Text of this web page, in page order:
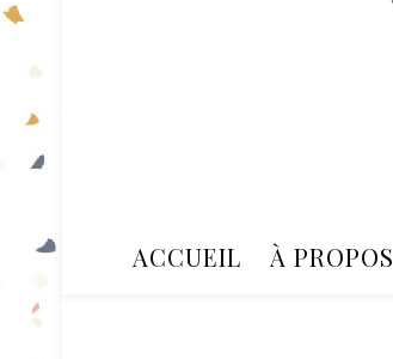
ACCUEIL À PROPOS